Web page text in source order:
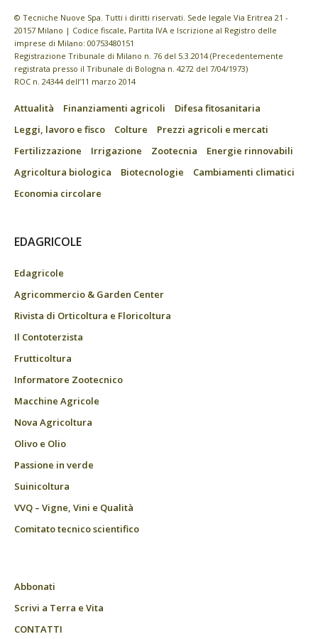
© Tecniche Nuove Spa. Tutti i diritti riservati. Sede legale Via Eritrea 21 -
20157 Milano | Codice fiscale, Partita IVA e Iscrizione al Registro delle
imprese di Milano: 00753480151
Registrazione Tribunale di Milano n. 76 del 5.3.2014 (Precedentemente
registrata presso il Tribunale di Bologna n. 4272 del 7/04/1973)
ROC n. 24344 dell’11 marzo 2014
Attualità Finanziamenti agricoli
Difesa fitosanitaria
Leggi, lavoro e fisco
Colture
Prezzi agricoli e mercati
Fertilizzazione
Irrigazione Zootecnia
Energie rinnovabili
Agricoltura biologica
Biotecnologie
Cambiamenti climatici
Economia circolare
EDAGRICOLE
Edagricole
Agricommercio & Garden Center
Rivista di Orticoltura e Floricoltura
Il Contoterzista
Frutticoltura
Informatore Zootecnico
Macchine Agricole
Nova Agricoltura
Olivo e Olio
Passione in verde
Suinicoltura
VVQ – Vigne, Vini e Qualità
Comitato tecnico scientifico
Abbonati
Scrivi a Terra e Vita
CONTATTI